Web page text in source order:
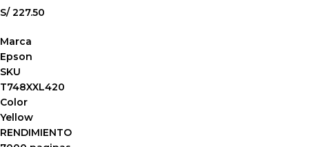
S/ 227.50
Marca
Epson
SKU
T748XXL420
Color
Yellow
RENDIMIENTO